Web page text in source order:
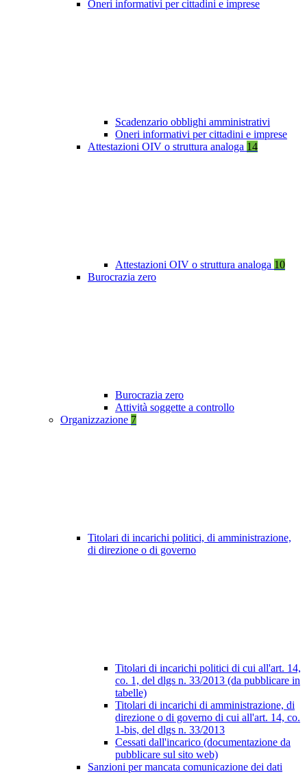
Oneri informativi per cittadini e imprese
Scadenzario obblighi amministrativi
Oneri informativi per cittadini e imprese
Attestazioni OIV o struttura analoga 14
Attestazioni OIV o struttura analoga 10
Burocrazia zero
Burocrazia zero
Attività soggette a controllo
Organizzazione 7
Titolari di incarichi politici, di amministrazione,
di direzione o di governo
Titolari di incarichi politici di cui all'art. 14,
co. 1, del dlgs n. 33/2013 (da pubblicare in
tabelle)
Titolari di incarichi di amministrazione, di
direzione o di governo di cui all'art. 14, co.
1-bis, del dlgs n. 33/2013
Cessati dall'incarico (documentazione da
pubblicare sul sito web)
Sanzioni per mancata comunicazione dei dati